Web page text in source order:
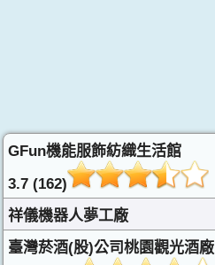
GFun機能服飾紡織生活館
3.7 (162)
祥儀機器人夢工廠
臺灣菸酒(股)公司桃園觀光酒廠